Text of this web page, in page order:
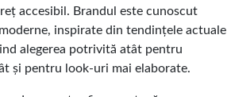
accesibil. Brandul este cunoscut
inspirate din tendințele actuale
alegerea potrivită atât pentru
și pentru look-uri mai elaborate.